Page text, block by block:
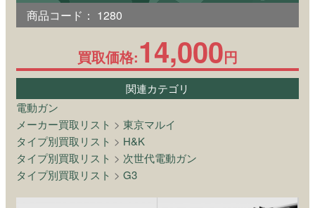
商品コード： 1280
買取価格:14,000円
関連カテゴリ
電動ガン
メーカー買取リスト > 東京マルイ
タイプ別買取リスト > H&K
タイプ別買取リスト > 次世代電動ガン
タイプ別買取リスト > G3